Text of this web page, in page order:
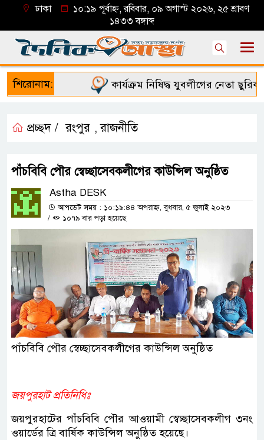
ঢাকা
১০:১৯ পূর্বাহ্ন, রবিবার, ০৯ অগাস্ট ২০২৬, ২৫ শ্রাবণ
১৪৩৩ বঙ্গাব্দ
শিরোনাম: কার্যক্রম নিষিদ্ধ যুবলীগের নেতা
প্রচ্ছদ / রংপুর ,রাজনীতি
পাঁচবিবি পৌর স্বেচ্ছাসেবকলীগের কাউন্সিল অনুষ্ঠিত
Astha DESK
আপডেট সময় : ১০:১৯:৪৪ অপরাহ্ন, বুধবার, ৫ জুলাই ২০২৩
/
১০৭৯ বার পড়া হয়েছে
পাঁচবিবি পৌর স্বেচ্ছাসেবকলীগের কাউন্সিল অনুষ্ঠিত
জয়পুরহাট প্রতিনিধিঃ
জয়পুরহাটের পাঁচবিবি পৌর আওয়ামী স্বেচ্ছাসেবকলীগ ৩নং
ওয়ার্ডের ত্রি বার্ষিক কাউন্সিল অনুষ্ঠিত হয়েছে।